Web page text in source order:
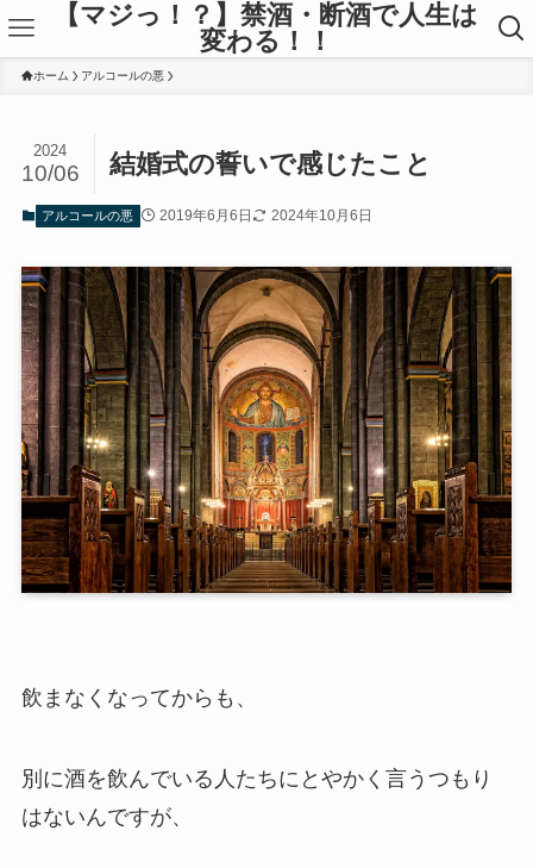
【マジっ！？】禁酒・断酒で人生は
変わる！！
ホーム アルコールの悪
結婚式の誓いで感じたこと
2024
10/06
アルコールの悪 2019年6月6日 2024年10月6日
飲まなくなってからも、
別に酒を飲んでいる人たちにとやかく言うつもり
はないんですが、